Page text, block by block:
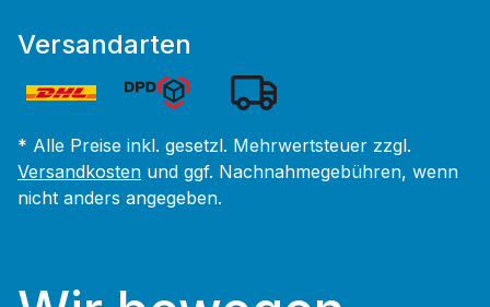
Versandarten
* Alle Preise inkl. gesetzl. Mehrwertsteuer zzgl.
Versandkosten und ggf. Nachnahmegebühren, wenn
nicht anders angegeben.